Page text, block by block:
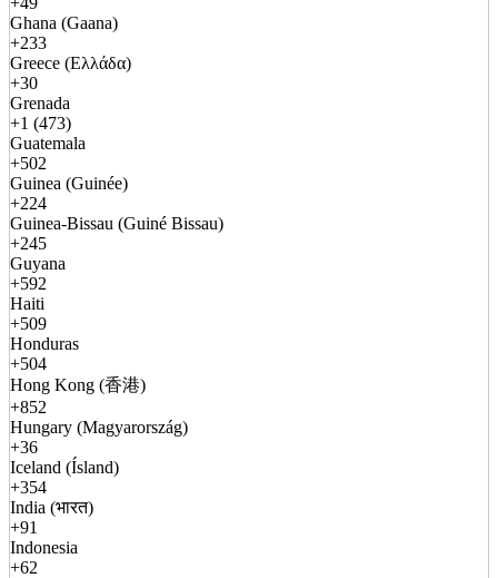
Ghana (Gaana)
+233
Greece (Ελλάδα)
+30
Grenada
+1 (473)
Guatemala
+502
Guinea (Guinée)
+224
Guinea-Bissau (Guiné Bissau)
+245
Guyana
+592
Haiti
+509
Honduras
+504
Hong Kong (香港)
+852
Hungary (Magyarország)
+36
Iceland (Ísland)
+354
India (भारत)
+91
Indonesia
+62